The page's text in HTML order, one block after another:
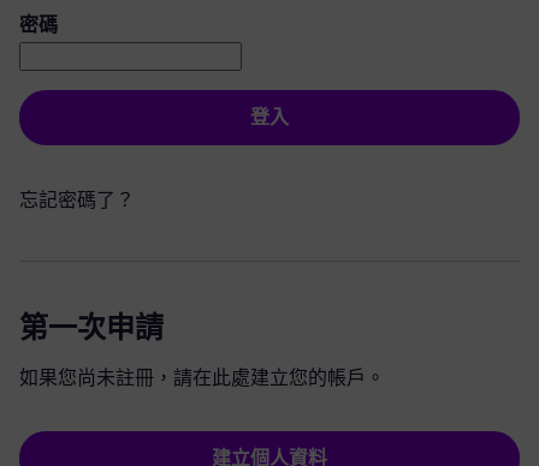
密碼
登入
忘記密碼了？
第一次申請
如果您尚未註冊，請在此處建立您的帳戶。
建立個人資料